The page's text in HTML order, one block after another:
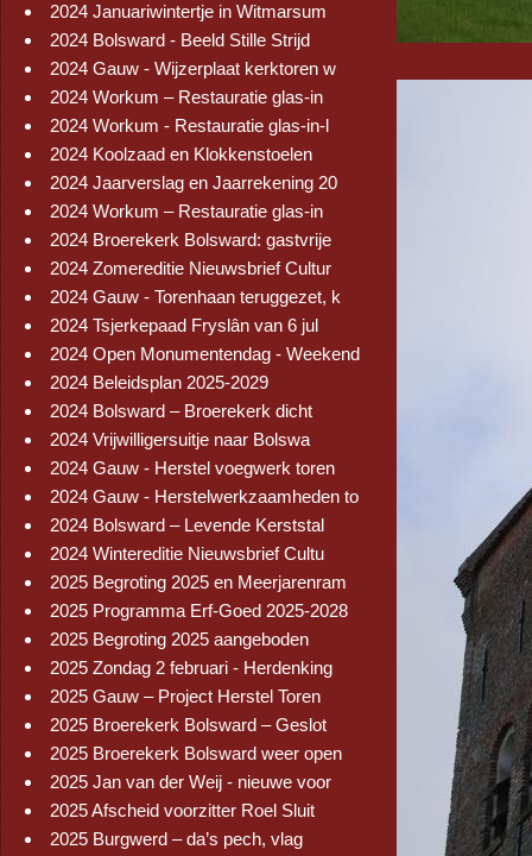
2024 Januariwintertje in Witmarsum
2024 Bolsward - Beeld Stille Strijd
2024 Gauw - Wijzerplaat kerktoren w
2024 Workum – Restauratie glas-in
2024 Workum - Restauratie glas-in-l
2024 Koolzaad en Klokkenstoelen
2024 Jaarverslag en Jaarrekening 20
2024 Workum – Restauratie glas-in
2024 Broerekerk Bolsward: gastvrije
2024 Zomereditie Nieuwsbrief Cultur
2024 Gauw - Torenhaan teruggezet, k
2024 Tsjerkepaad Fryslân van 6 jul
2024 Open Monumentendag - Weekend
2024 Beleidsplan 2025-2029
2024 Bolsward – Broerekerk dicht
2024 Vrijwilligersuitje naar Bolswa
2024 Gauw - Herstel voegwerk toren
2024 Gauw - Herstelwerkzaamheden to
2024 Bolsward – Levende Kerststal
2024 Wintereditie Nieuwsbrief Cultu
2025 Begroting 2025 en Meerjarenram
2025 Programma Erf-Goed 2025-2028
2025 Begroting 2025 aangeboden
2025 Zondag 2 februari - Herdenking
2025 Gauw – Project Herstel Toren
2025 Broerekerk Bolsward – Geslot
2025 Broerekerk Bolsward weer open
2025 Jan van der Weij - nieuwe voor
2025 Afscheid voorzitter Roel Sluit
2025 Burgwerd – da’s pech, vlag